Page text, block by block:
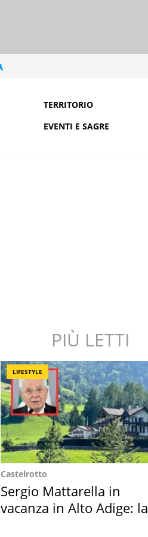
TERRITORIO
EVENTI E SAGRE
PIÙ LETTI
LIFESTYLE
Castelrotto
Sergio Mattarella in
vacanza in Alto Adige: la